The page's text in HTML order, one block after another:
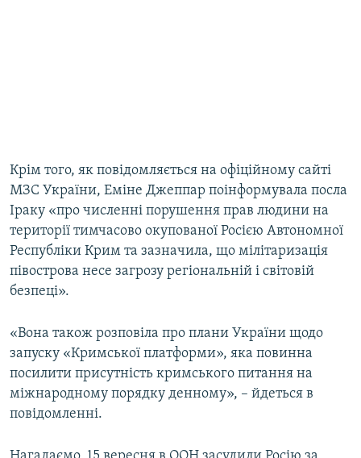
Крім того, як повідомляється на офіційному сайті
МЗС України, Еміне Джеппар поінформувала посла
Іраку «про численні порушення прав людини на
території тимчасово окупованої Росією Автономної
Республіки Крим та зазначила, що мілітаризація
півострова несе загрозу регіональній і світовій
безпеці».
«Вона також розповіла про плани України щодо
запуску «Кримської платформи», яка повинна
посилити присутність кримського питання на
міжнародному порядку денному», – йдеться в
повідомленні.